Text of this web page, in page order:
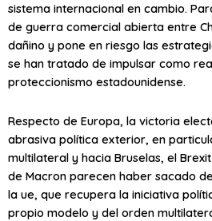
sistema internacional en cambio.
de guerra comercial abierta entre
dañino y pone en riesgo las
se han tratado de impulsar como
proteccionismo estadounidense.
Respecto de Europa, la victoria
abrasiva política exterior, en
multilateral y hacia Bruselas, el Brexit
de Macron parecen haber sacado
la ue, que recupera la iniciativa
propio modelo y del orden